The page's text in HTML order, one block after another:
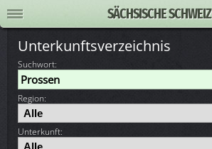
SÄCHSISCHE SCHWEIZ
Unterkunftsverzeichnis
Suchwort:
Region:
Unterkunft: